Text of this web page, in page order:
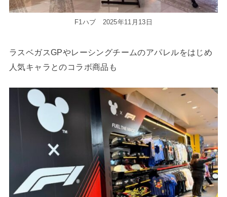
F1ハブ 2025年11月13日
ラスベガスGPやレーシングチームのアパレルをはじめ
人気キャラとのコラボ商品も